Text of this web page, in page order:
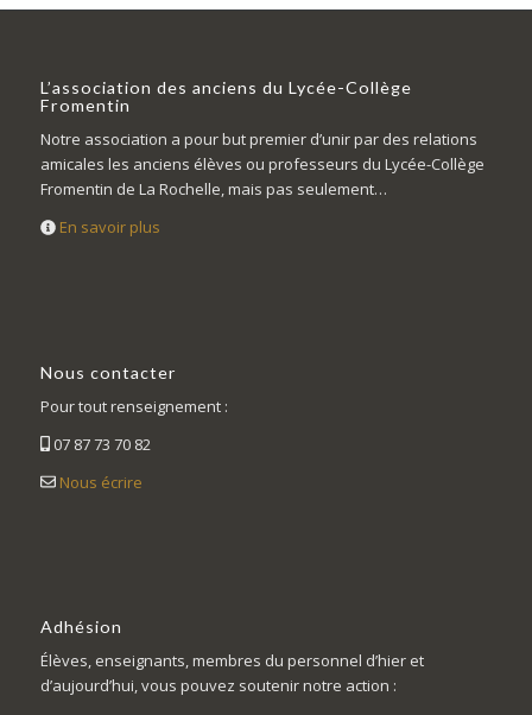
L’association des anciens du Lycée-Collège
Fromentin
Notre association a pour but premier d’unir par des relations
amicales les anciens élèves ou professeurs du Lycée-Collège
Fromentin de La Rochelle, mais pas seulement…
En savoir plus
Nous contacter
Pour tout renseignement :
07 87 73 70 82
Nous écrire
Adhésion
Élèves, enseignants, membres du personnel d’hier et
d’aujourd’hui, vous pouvez soutenir notre action :